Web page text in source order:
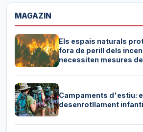
MAGAZIN
Els espais naturals
fora de perill dels
necessiten mesures
Campaments d'estiu:
desenrotllament